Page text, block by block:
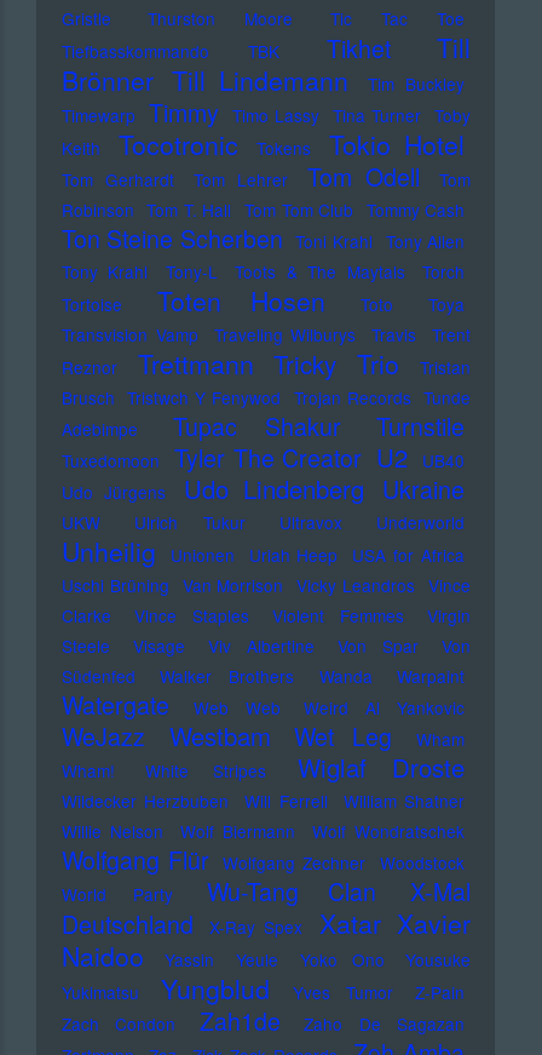
Gristle
Thurston Moore
Tic Tac Toe
Tiefbasskommando TBK
Tikhet
Till
Brönner Till Lindemann
Tim Buckley
Timewarp Timmy Timo Lassy Tina Turner Toby
Keith
Tocotronic Tokens Tokio Hotel
Tom Gerhardt Tom Lehrer Tom Odell
Tom
Robinson Tom T. Hall Tom Tom Club Tommy Cash
Ton Steine Scherben Toni Krahl Tony Allen
Tony Krahl
Tony-L Toots & The Maytals
Torch
Tortoise
Toten Hosen Toto
Toya
Transvision Vamp
Traveling Wilburys Travis
Trent
Reznor
Trettmann Tricky Trio
Tristan
Brusch Tristwch Y Fenywod Trojan Records Tunde
Adebimpe
Tupac Shakur Turnstile
Tuxedomoon Tyler The Creator U2
UB40
Udo Jürgens
Udo Lindenberg Ukraine
UKW Ulrich Tukur Ultravox Underworld
Unheilig Unionen Uriah Heep
USA for Africa
Uschi Brüning Van Morrison Vicky Leandros Vince
Clarke
Vince Staples Violent Femmes
Virgin
Steele
Visage Viv Albertine Von Spar
Von
Südenfed
Walker Brothers Wanda Warpaint
Watergate Web Web Weird Al Yankovic
WeJazz Westbam Wet Leg
Wham
Wham!
White Stripes Wiglaf Droste
Wildecker Herzbuben Will Ferrell
William Shatner
Willie Nelson
Wolf Biermann Wolf Wondratschek
Wolfgang Flür Wolfgang Zechner
Woodstock
World Party
Wu-Tang Clan
X-Mal
Deutschland
X-Ray Spex Xatar Xavier
Naidoo
Yassin Yeule Yoko Ono
Yousuke
Yukimatsu
Yungblud Yves Tumor
Z-Pain
Zach Condon
Zah1de
Zaho De Sagazan